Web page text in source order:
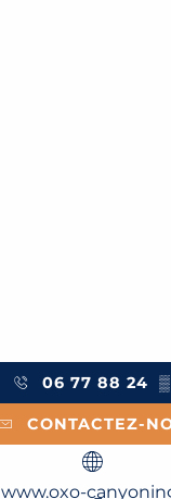
06 77 88 24
CONTACTEZ-
www.oxo-